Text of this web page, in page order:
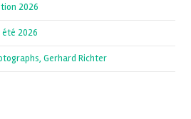
2026
été 2026
Gerhard Richter